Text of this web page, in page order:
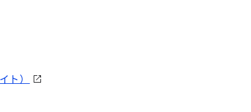
ト）